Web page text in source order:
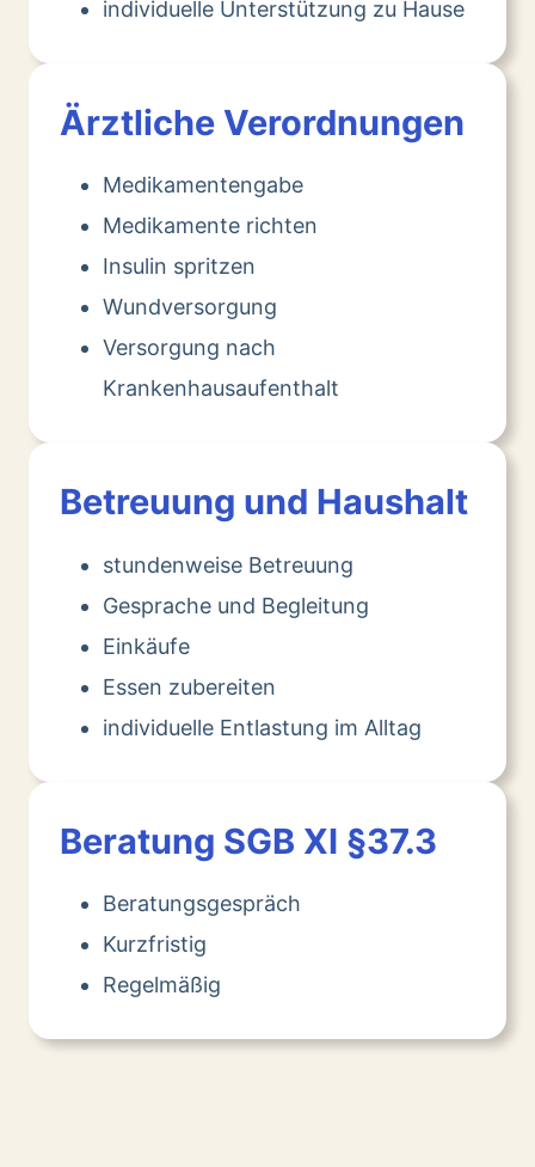
individuelle Unterstützung zu Hause
Ärztliche Verordnungen
Medikamentengabe
Medikamente richten
Insulin spritzen
Wundversorgung
Versorgung nach
Krankenhausaufenthalt
Betreuung und Haushalt
stundenweise Betreuung
Gesprache und Begleitung
Einkäufe
Essen zubereiten
individuelle Entlastung im Alltag
Beratung SGB XI §37.3
Beratungsgespräch
Kurzfristig
Regelmäßig